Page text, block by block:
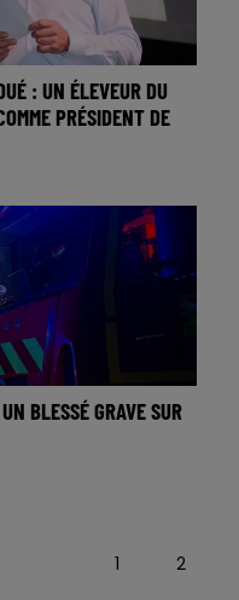
: UN ÉLEVEUR DU
PRÉSIDENT DE
BLESSÉ GRAVE SUR
1 2